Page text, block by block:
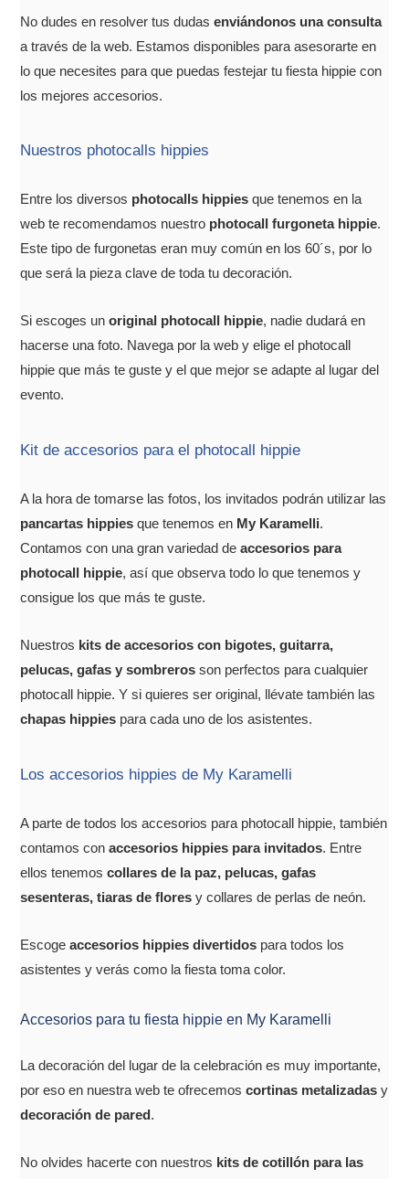
No dudes en resolver tus dudasenviándonos una consulta
a través de la web. Estamos disponibles para asesorarte en
lo que necesites para que puedas festejar tu fiesta hippie con
los mejores accesorios.
Nuestros photocalls hippies
Entre los diversos photocalls hippies que tenemos en la
web te recomendamos nuestro photocall furgoneta hippie.
Este tipo de furgonetas eran muy común en los 60´s, por lo
que será la pieza clave de toda tu decoración.
Si escoges unoriginal photocall hippie, nadie dudará en
hacerse una foto. Navega por la web y elige el photocall
hippie que más te guste y el que mejor se adapte al lugar del
evento.
Kit de accesorios para el photocall hippie
A la hora de tomarse las fotos, los invitados podrán utilizar las
pancartas hippies que tenemos en My Karamelli.
Contamos con una gran variedad deaccesorios para
photocall hippie, así que observa todo lo que tenemos y
consigue los que más te guste.
Nuestros kits de accesorios con bigotes, guitarra,
pelucas, gafas y sombreros son perfectos para cualquier
photocall hippie. Y si quieres ser original, llévate también las
chapas hippies para cada uno de los asistentes.
Los accesorios hippies de My Karamelli
A parte de todos los accesorios para photocall hippie, también
contamos conaccesorios hippies para invitados. Entre
ellos tenemoscollares de la paz, pelucas, gafas
sesenteras, tiaras de flores y collares de perlas de neón.
Escoge accesorios hippies divertidos para todos los
asistentes y verás como la fiesta toma color.
Accesorios para tu fiesta hippie en My Karamelli
La decoración del lugar de la celebración es muy importante,
por eso en nuestra web te ofrecemoscortinas metalizadas y
decoración de pared.
No olvides hacerte con nuestros kits de cotillón para las